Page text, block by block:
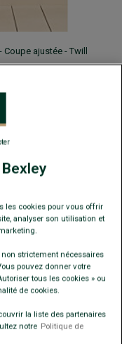
- Coupe ajustée - Twill
Guide des tailles
- FERGUSON -
les cookies pour vous offrir
analyser son utilisation et
strictement nécessaires
pouvez donner votre
tous les cookies » ou
de cookies.
la liste des partenaires
notre Politique de